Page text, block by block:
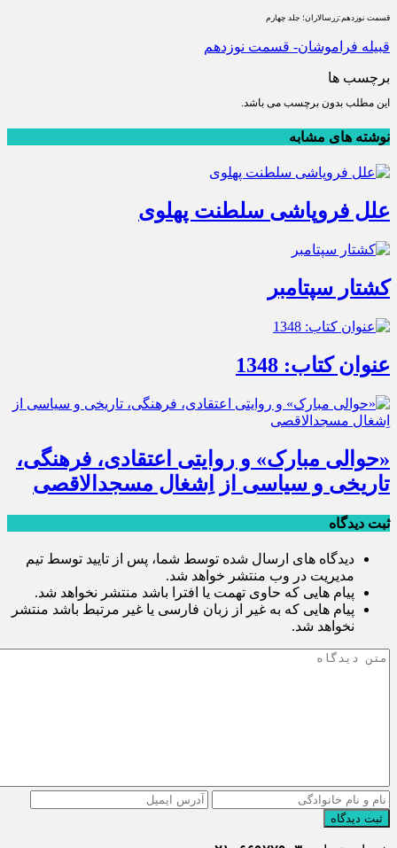
قسمت نوزدهم:زرسالاران؛ جلد چهارم
قبیله فراموشان- قسمت نوزدهم
برچسب ها
این مطلب بدون برچسب می باشد.
نوشته های مشابه
علل فروپاشی سلطنت پهلوی
کشتار سپتامبر
عنوان کتاب: 1348
«حوالی مبارک» و روایتی اعتقادی، فرهنگی،
تاریخی و سیاسی از اِشغال مسجدالاقصی
ثبت دیدگاه
دیدگاه های ارسال شده توسط شما، پس از تایید توسط تیم
مدیریت در وب منتشر خواهد شد.
پیام هایی که حاوی تهمت یا افترا باشد منتشر نخواهد شد.
پیام هایی که به غیر از زبان فارسی یا غیر مرتبط باشد منتشر
نخواهد شد.
ثبت دیدگاه